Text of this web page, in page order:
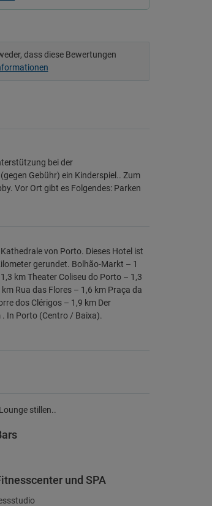
dass diese Bewertungen
bei der
Gebühr) ein Kinderspiel.. Zum
Vor Ort gibt es Folgendes: Parken
von Porto. Dieses Hotel ist
gerundet. Bolhão-Markt – 1
km Theater Coliseu do Porto – 1,3
Rua das Flores – 1,6 km Praça da
dos Clérigos – 1,9 km Der
. In Porto (Centro / Baixa).
stillen..
und SPA